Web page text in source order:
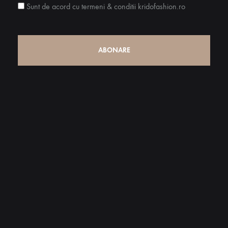
Sunt de acord cu termeni & conditii kridofashion.ro